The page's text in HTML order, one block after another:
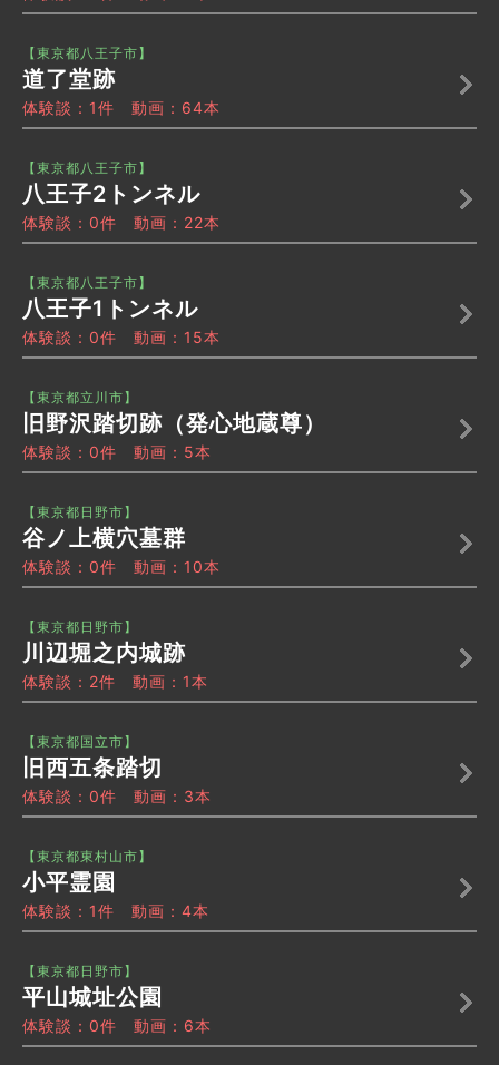
【東京都八王子市】
道了堂跡
体験談：1件 動画：64本
【東京都八王子市】
八王子2トンネル
体験談：0件 動画：22本
【東京都八王子市】
八王子1トンネル
体験談：0件 動画：15本
【東京都立川市】
旧野沢踏切跡（発心地蔵尊）
体験談：0件 動画：5本
【東京都日野市】
谷ノ上横穴墓群
体験談：0件 動画：10本
【東京都日野市】
川辺堀之内城跡
体験談：2件 動画：1本
【東京都国立市】
旧西五条踏切
体験談：0件 動画：3本
【東京都東村山市】
小平霊園
体験談：1件 動画：4本
【東京都日野市】
平山城址公園
体験談：0件 動画：6本